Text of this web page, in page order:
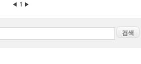
◀ 1 ▶